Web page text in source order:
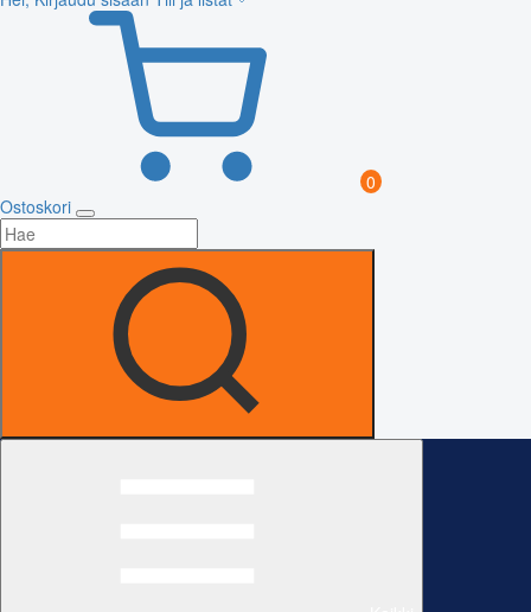
0
Ostoskori